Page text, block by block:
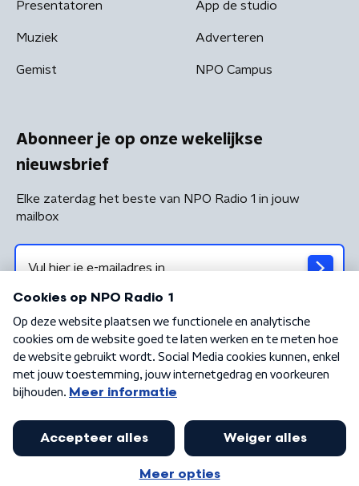
Presentatoren
Muziek
Gemist
App de studio
Adverteren
NPO Campus
Abonneer je op onze wekelijkse
nieuwsbrief
Elke zaterdag het beste van NPO Radio 1 in jouw
mailbox
Algemene voorwaarden